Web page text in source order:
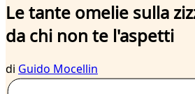
Le tante omelie sulla
da chi non te l'aspetti
di Guido Mocellin